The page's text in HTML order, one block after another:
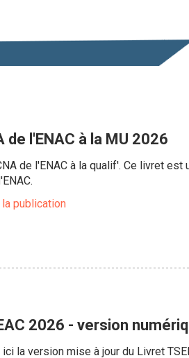
de l'ENAC à la MU 2026
de l'ENAC à la qualif'. Ce livret
publication
2026 - version
la version mise à jour du Livret